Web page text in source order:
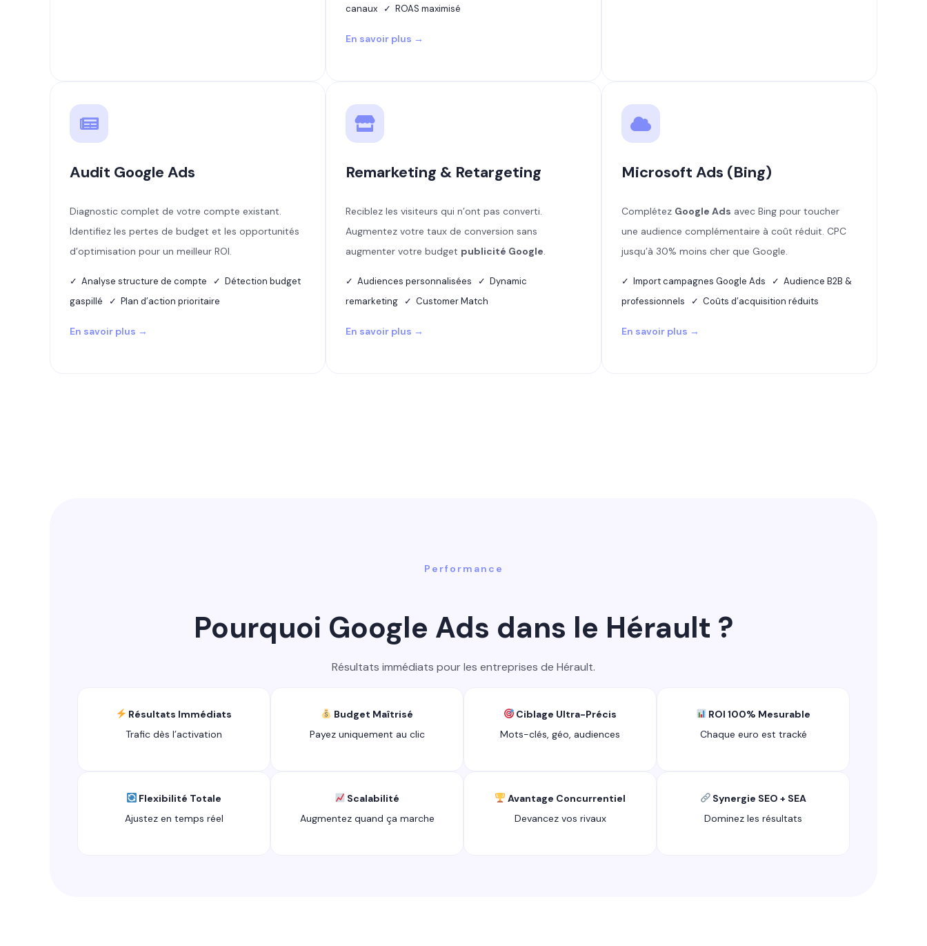
canaux ✓ ROAS maximisé
En savoir plus →
Audit Google Ads
Diagnostic complet de votre compte existant.
Identifiez les pertes de budget et les opportunités
d’optimisation pour un meilleur ROI.
✓ Analyse structure de compte ✓ Détection budget
gaspillé ✓ Plan d’action prioritaire
En savoir plus →
Remarketing & Retargeting
Reciblez les visiteurs qui n’ont pas converti.
Augmentez votre taux de conversion sans
augmenter votre budget publicité Google.
✓ Audiences personnalisées ✓ Dynamic
remarketing ✓ Customer Match
En savoir plus →
Microsoft Ads (Bing)
Complétez Google Ads avec Bing pour toucher
une audience complémentaire à coût réduit. CPC
jusqu’à 30% moins cher que Google.
✓ Import campagnes Google Ads ✓ Audience B2B &
professionnels ✓ Coûts d’acquisition réduits
En savoir plus →
Performance
Pourquoi Google Ads dans le Hérault ?
Résultats immédiats pour les entreprises de Hérault.
Résultats Immédiats
Trafic dès l’activation
Budget Maîtrisé
Payez uniquement au clic
Ciblage Ultra-Précis
Mots-clés, géo, audiences
ROI 100% Mesurable
Chaque euro est tracké
Flexibilité Totale
Ajustez en temps réel
Scalabilité
Augmentez quand ça marche
Avantage Concurrentiel
Devancez vos rivaux
Synergie SEO + SEA
Dominez les résultats